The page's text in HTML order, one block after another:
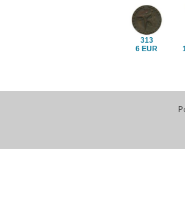
313
6 EUR